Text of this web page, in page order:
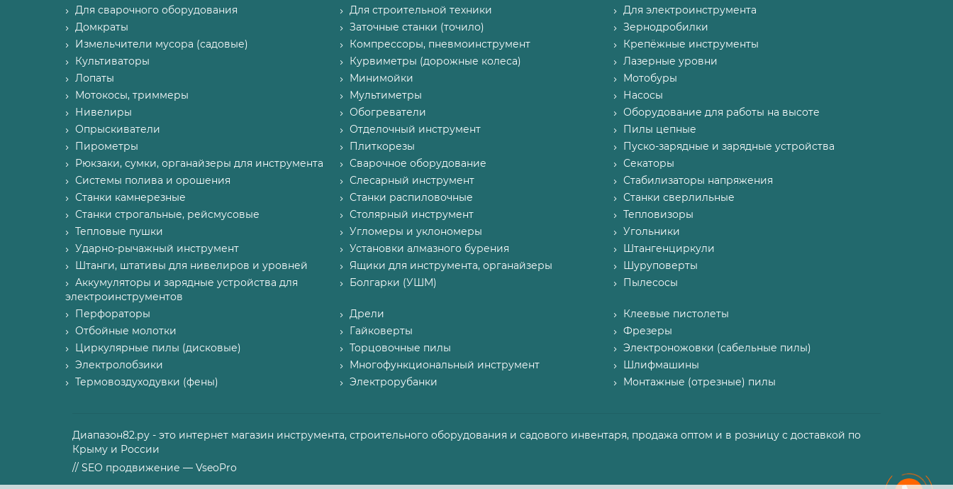
Для сварочного оборудования
Для строительной техники
Для электроинструмента
Домкраты
Заточные станки (точило)
Зернодробилки
Измельчители мусора (садовые)
Компрессоры, пневмоинструмент
Крепёжные инструменты
Культиваторы
Курвиметры (дорожные колеса)
Лазерные уровни
Лопаты
Минимойки
Мотобуры
Мотокосы, триммеры
Мультиметры
Насосы
Нивелиры
Обогреватели
Оборудование для работы на высоте
Опрыскиватели
Отделочный инструмент
Пилы цепные
Пирометры
Плиткорезы
Пуско-зарядные и зарядные устройства
Рюкзаки, сумки, органайзеры для инструмента
Сварочное оборудование
Секаторы
Системы полива и орошения
Слесарный инструмент
Стабилизаторы напряжения
Станки камнерезные
Станки распиловочные
Станки сверлильные
Станки строгальные, рейсмусовые
Столярный инструмент
Тепловизоры
Тепловые пушки
Угломеры и уклономеры
Угольники
Ударно-рычажный инструмент
Установки алмазного бурения
Штангенциркули
Штанги, штативы для нивелиров и уровней
Ящики для инструмента, органайзеры
Шуруповерты
Аккумуляторы и зарядные устройства для
электроинструментов
Болгарки (УШМ) Пылесосы
Перфораторы Дрели
Клеевые пистолеты
Отбойные молотки
Гайковерты
Фрезеры
Циркулярные пилы (дисковые)
Торцовочные пилы
Электроножовки (сабельные пилы)
Электролобзики
Многофункциональный инструмент
Шлифмашины
Термовоздуходувки (фены)
Электрорубанки Монтажные (отрезные) пилы
Диапазон82.ру - это интернет магазин инструмента, строительного оборудования и садового инвентаря, продажа оптом и в розницу с доставкой по
Крыму и России
// SEO продвижение — VseoPro